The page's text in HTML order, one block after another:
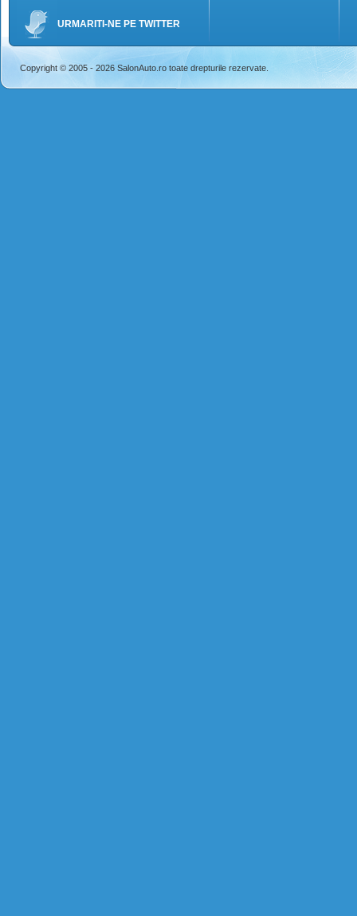
URMARITI-NE PE TWITTER
Copyright © 2005 - 2026 SalonAuto.ro toate drepturile rezervate.